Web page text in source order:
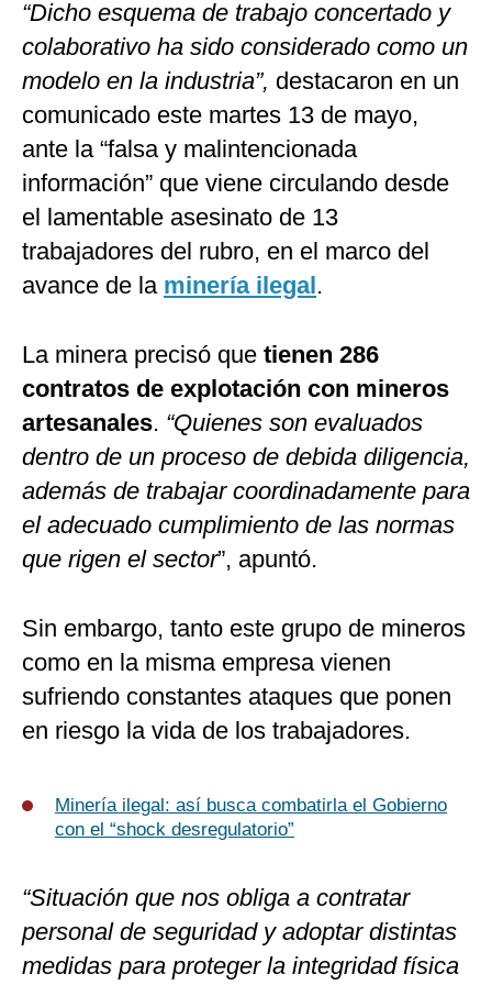
“Dicho esquema de trabajo concertado y
colaborativo ha sido considerado como un
modelo en la industria”, destacaron en un
comunicado este martes 13 de mayo,
ante la “falsa y malintencionada
información” que viene circulando desde
el lamentable asesinato de 13
trabajadores del rubro, en el marco del
avance de la minería ilegal.
La minera precisó que tienen 286
contratos de explotación con mineros
artesanales. “Quienes son evaluados
dentro de un proceso de debida diligencia,
además de trabajar coordinadamente para
el adecuado cumplimiento de las normas
que rigen el sector”, apuntó.
Sin embargo, tanto este grupo de mineros
como en la misma empresa vienen
sufriendo constantes ataques que ponen
en riesgo la vida de los trabajadores.
Minería ilegal: así busca combatirla el Gobierno
con el “shock desregulatorio”
“Situación que nos obliga a contratar
personal de seguridad y adoptar distintas
medidas para proteger la integridad física